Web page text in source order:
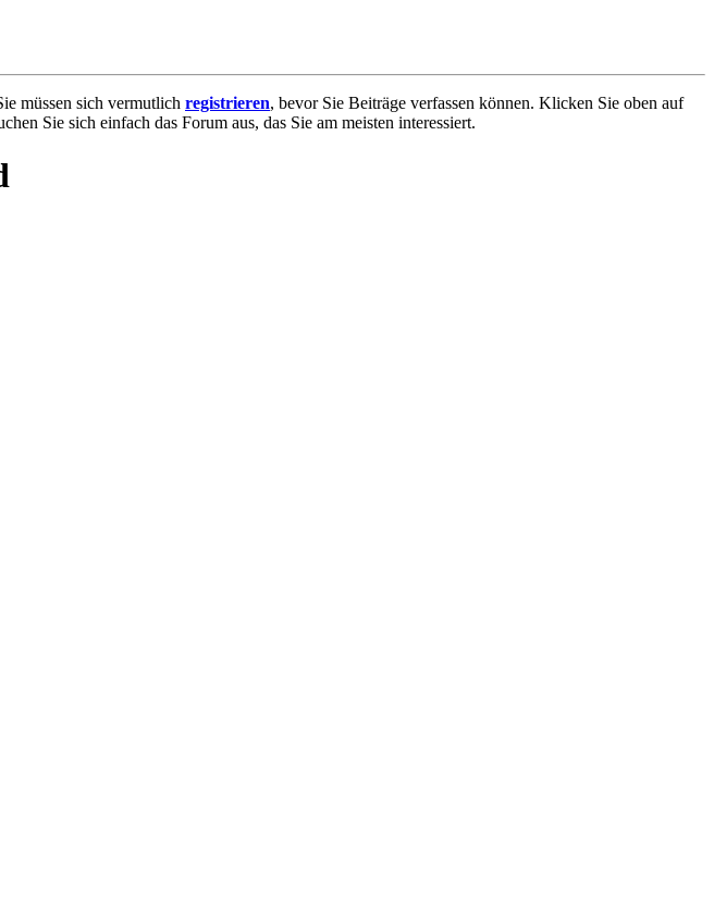
müssen sich vermutlich registrieren, bevor Sie Beiträge verfassen können. Klicken Sie oben auf
Sie sich einfach das Forum aus, das Sie am meisten interessiert.